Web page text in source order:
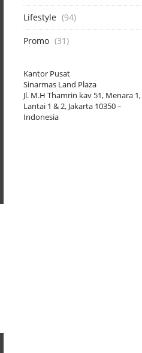
Lifestyle (94)
Promo (31)
Kantor Pusat
Sinarmas Land Plaza
Jl. M.H Thamrin kav 51, Menara 1,
Lantai 1 & 2, Jakarta 10350 –
Indonesia